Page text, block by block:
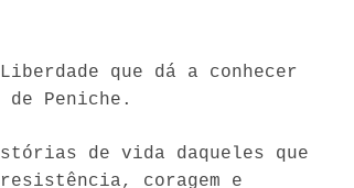
que dá a conhecer
Peniche.
de vida daqueles que
coragem e